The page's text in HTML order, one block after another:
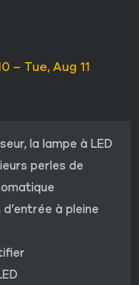
– Tue, Aug 11
la lampe à LED
perles de
à pleine